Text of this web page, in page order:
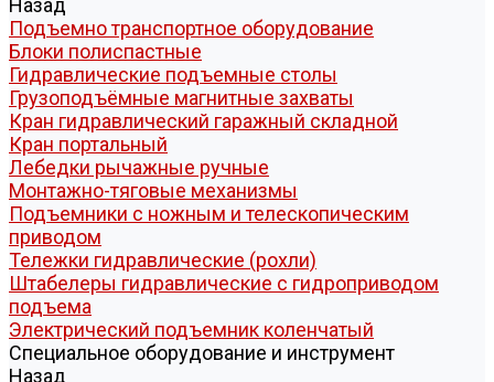
Назад
Подъемно транспортное оборудование
Блоки полиспастные
Гидравлические подъемные столы
Грузоподъёмные магнитные захваты
Кран гидравлический гаражный складной
Кран портальный
Лебедки рычажные ручные
Монтажно-тяговые механизмы
Подъемники с ножным и телескопическим
приводом
Тележки гидравлические (рохли)
Штабелеры гидравлические c гидроприводом
подъема
Электрический подъемник коленчатый
Специальное оборудование и инструмент
Назад